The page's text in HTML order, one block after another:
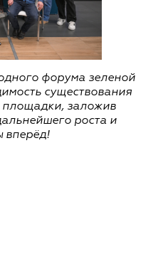
форума зеленой
существования
площадки, заложив
роста и
вперёд!